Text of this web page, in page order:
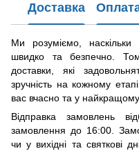
Доставка
Ми розуміємо,
швидко та безпечно.
доставки, які
зручність на кожному
вас вчасно та у найкращому
Відправка замовлень
замовлення до 16:00.
чи у вихідні та святкові